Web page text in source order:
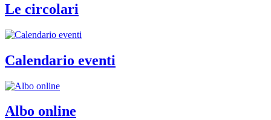
Le circolari
Calendario eventi
Albo online